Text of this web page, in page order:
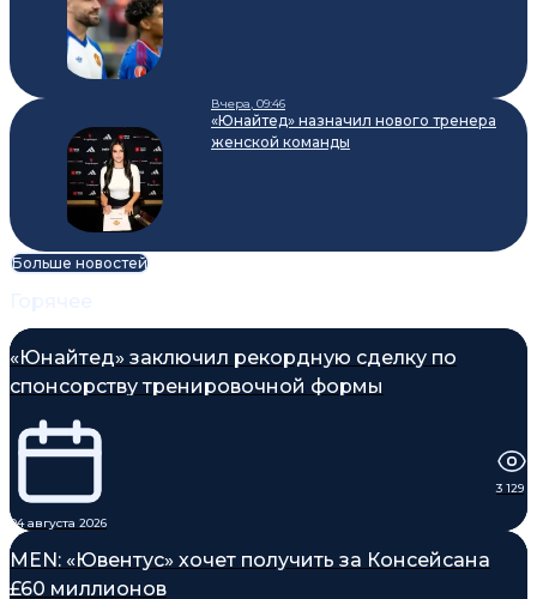
Вчера, 09:46
«Юнайтед» назначил нового тренера
женской команды
Больше новостей
«Юнайтед» заключил рекордную сделку по
спонсорству тренировочной формы
04 августа 2026
3 129
MEN: «Ювентус» хочет получить за Консейсана
£60 миллионов